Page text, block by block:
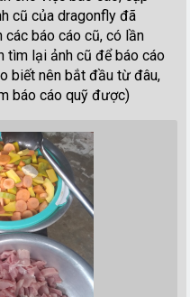
cũ của dragonfly đã
báo cáo cũ, có lần
tìm lại ảnh cũ để báo cáo
biết nên bắt đầu từ đâu,
báo cáo quỹ được)